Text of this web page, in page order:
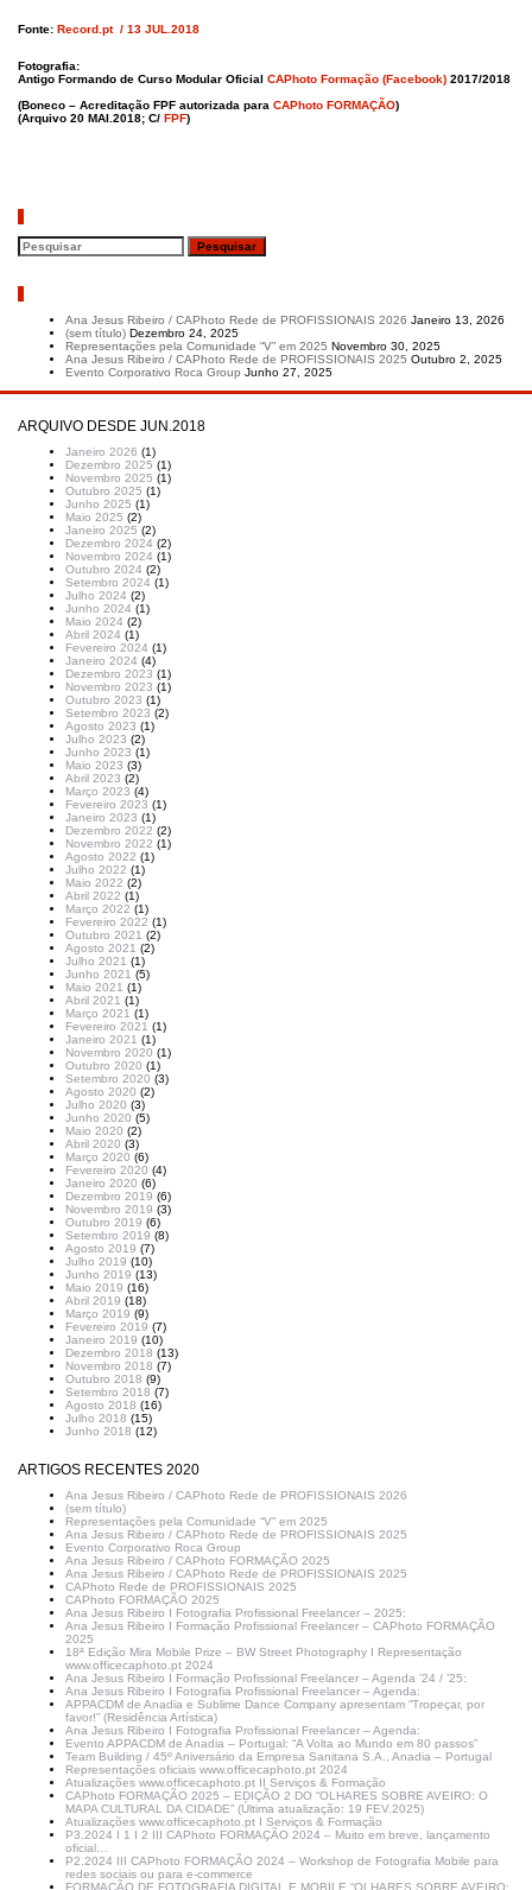
Fonte: Record.pt / 13 JUL.2018
Fotografia:
Antigo Formando de Curso Modular Oficial CAPhoto Formação (Facebook) 2017/2018
(Boneco – Acreditação FPF autorizada para CAPhoto FORMAÇÃO)
(Arquivo 20 MAI.2018; C/ FPF)
Ana Jesus Ribeiro / CAPhoto Rede de PROFISSIONAIS 2026 Janeiro 13, 2026
(sem título) Dezembro 24, 2025
Representações pela Comunidade “V” em 2025 Novembro 30, 2025
Ana Jesus Ribeiro / CAPhoto Rede de PROFISSIONAIS 2025 Outubro 2, 2025
Evento Corporativo Roca Group Junho 27, 2025
ARQUIVO DESDE JUN.2018
Janeiro 2026 (1)
Dezembro 2025 (1)
Novembro 2025 (1)
Outubro 2025 (1)
Junho 2025 (1)
Maio 2025 (2)
Janeiro 2025 (2)
Dezembro 2024 (2)
Novembro 2024 (1)
Outubro 2024 (2)
Setembro 2024 (1)
Julho 2024 (2)
Junho 2024 (1)
Maio 2024 (2)
Abril 2024 (1)
Fevereiro 2024 (1)
Janeiro 2024 (4)
Dezembro 2023 (1)
Novembro 2023 (1)
Outubro 2023 (1)
Setembro 2023 (2)
Agosto 2023 (1)
Julho 2023 (2)
Junho 2023 (1)
Maio 2023 (3)
Abril 2023 (2)
Março 2023 (4)
Fevereiro 2023 (1)
Janeiro 2023 (1)
Dezembro 2022 (2)
Novembro 2022 (1)
Agosto 2022 (1)
Julho 2022 (1)
Maio 2022 (2)
Abril 2022 (1)
Março 2022 (1)
Fevereiro 2022 (1)
Outubro 2021 (2)
Agosto 2021 (2)
Julho 2021 (1)
Junho 2021 (5)
Maio 2021 (1)
Abril 2021 (1)
Março 2021 (1)
Fevereiro 2021 (1)
Janeiro 2021 (1)
Novembro 2020 (1)
Outubro 2020 (1)
Setembro 2020 (3)
Agosto 2020 (2)
Julho 2020 (3)
Junho 2020 (5)
Maio 2020 (2)
Abril 2020 (3)
Março 2020 (6)
Fevereiro 2020 (4)
Janeiro 2020 (6)
Dezembro 2019 (6)
Novembro 2019 (3)
Outubro 2019 (6)
Setembro 2019 (8)
Agosto 2019 (7)
Julho 2019 (10)
Junho 2019 (13)
Maio 2019 (16)
Abril 2019 (18)
Março 2019 (9)
Fevereiro 2019 (7)
Janeiro 2019 (10)
Dezembro 2018 (13)
Novembro 2018 (7)
Outubro 2018 (9)
Setembro 2018 (7)
Agosto 2018 (16)
Julho 2018 (15)
Junho 2018 (12)
ARTIGOS RECENTES 2020
Ana Jesus Ribeiro / CAPhoto Rede de PROFISSIONAIS 2026
(sem título)
Representações pela Comunidade “V” em 2025
Ana Jesus Ribeiro / CAPhoto Rede de PROFISSIONAIS 2025
Evento Corporativo Roca Group
Ana Jesus Ribeiro / CAPhoto FORMAÇÃO 2025
Ana Jesus Ribeiro / CAPhoto Rede de PROFISSIONAIS 2025
CAPhoto Rede de PROFISSIONAIS 2025
CAPhoto FORMAÇÃO 2025
Ana Jesus Ribeiro I Fotografia Profissional Freelancer – 2025:
Ana Jesus Ribeiro I Formação Profissional Freelancer – CAPhoto FORMAÇÃO
2025
18ª Edição Mira Mobile Prize – BW Street Photography I Representação
www.officecaphoto.pt 2024
Ana Jesus Ribeiro I Formação Profissional Freelancer – Agenda ’24 / ’25:
Ana Jesus Ribeiro I Fotografia Profissional Freelancer – Agenda:
APPACDM de Anadia e Sublime Dance Company apresentam “Tropeçar, por
favor!” (Residência Artística)
Ana Jesus Ribeiro I Fotografia Profissional Freelancer – Agenda:
Evento APPACDM de Anadia – Portugal: “A Volta ao Mundo em 80 passos”
Team Building / 45º Aniversário da Empresa Sanitana S.A., Anadia – Portugal
Representações oficiais www.officecaphoto.pt 2024
Atualizações www.officecaphoto.pt II Serviços & Formação
CAPhoto FORMAÇÃO 2025 – EDIÇÃO 2 DO “OLHARES SOBRE AVEIRO: O
MAPA CULTURAL DA CIDADE” (Última atualização: 19 FEV.2025)
Atualizações www.officecaphoto.pt I Serviços & Formação
P3.2024 I 1 I 2 III CAPhoto FORMAÇÃO 2024 – Muito em breve, lançamento
oficial…
P2.2024 III CAPhoto FORMAÇÃO 2024 – Workshop de Fotografia Mobile para
redes sociais ou para e-commerce
FORMAÇÃO DE FOTOGRAFIA DIGITAL E MOBILE “OLHARES SOBRE AVEIRO: